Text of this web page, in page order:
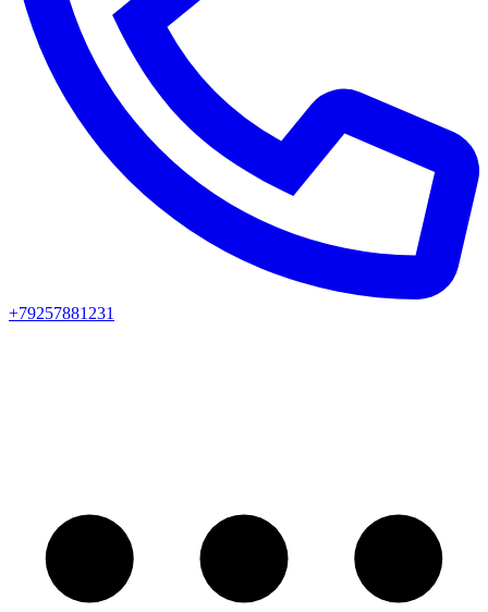
+79257881231